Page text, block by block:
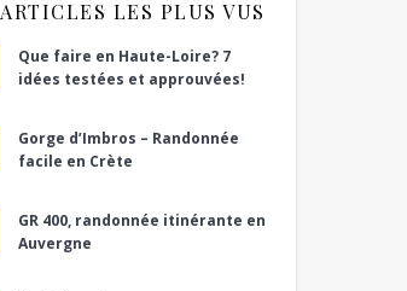
ARTICLES LES PLUS VUS
Que faire en Haute-Loire? 7
idées testées et approuvées!
Gorge d’Imbros – Randonnée
facile en Crète
GR 400, randonnée itinérante en
Auvergne